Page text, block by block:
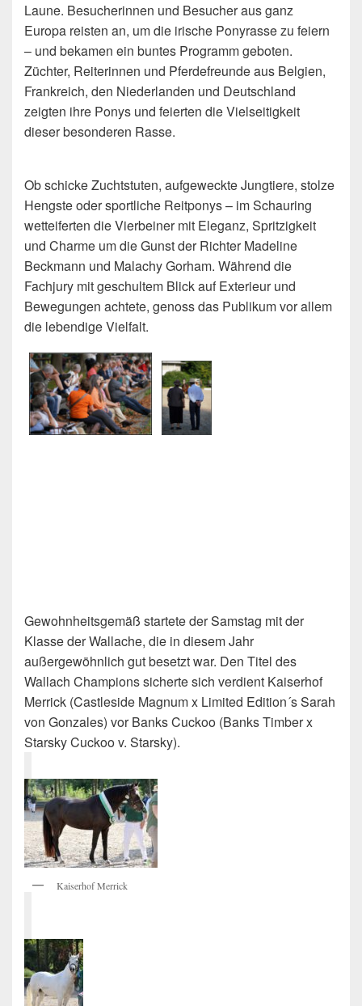
Laune. Besucherinnen und Besucher aus ganz
Europa reisten an, um die irische Ponyrasse zu feiern
– und bekamen ein buntes Programm geboten.
Züchter, Reiterinnen und Pferdefreunde aus Belgien,
Frankreich, den Niederlanden und Deutschland
zeigten ihre Ponys und feierten die Vielseitigkeit
dieser besonderen Rasse.
Ob schicke Zuchtstuten, aufgeweckte Jungtiere, stolze
Hengste oder sportliche Reitponys – im Schauring
wetteiferten die Vierbeiner mit Eleganz, Spritzigkeit
und Charme um die Gunst der Richter Madeline
Beckmann und Malachy Gorham. Während die
Fachjury mit geschultem Blick auf Exterieur und
Bewegungen achtete, genoss das Publikum vor allem
die lebendige Vielfalt.
Gewohnheitsgemäß startete der Samstag mit der
Klasse der Wallache, die in diesem Jahr
außergewöhnlich gut besetzt war. Den Titel des
Wallach Champions sicherte sich verdient Kaiserhof
Merrick (Castleside Magnum x Limited Edition´s Sarah
von Gonzales) vor Banks Cuckoo (Banks Timber x
Starsky Cuckoo v. Starsky).
Kaiserhof Merrick